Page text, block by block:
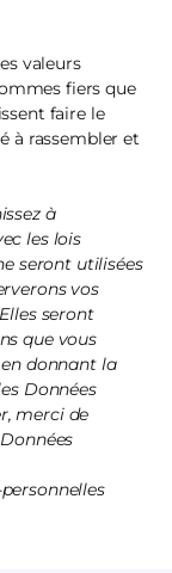
valeurs
fiers que
faire le
à rassembler et
à
les lois
seront utilisées
vos
seront
que vous
donnant la
Données
merci de